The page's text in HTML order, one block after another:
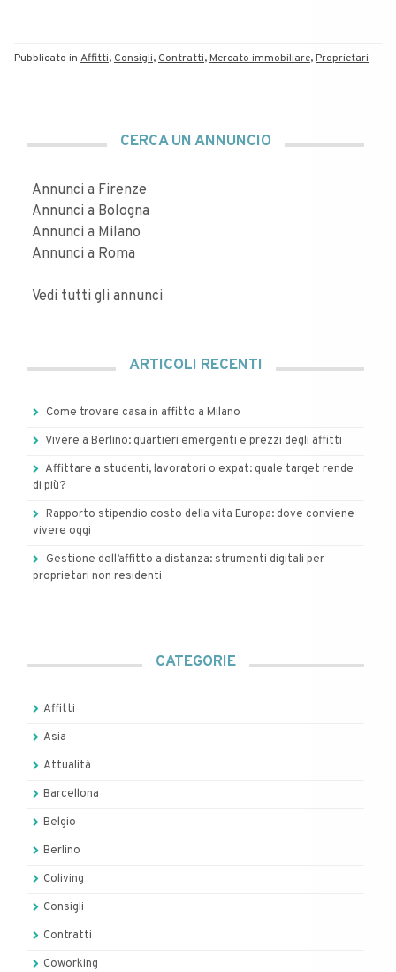
Pubblicato in Affitti,Consigli,Contratti,Mercato immobiliare,Proprietari
CERCA UN ANNUNCIO
Annunci a Firenze
Annunci a Bologna
Annunci a Milano
Annunci a Roma
Vedi tutti gli annunci
ARTICOLI RECENTI
Come trovare casa in affitto a Milano
Vivere a Berlino: quartieri emergenti e prezzi degli affitti
Affittare a studenti, lavoratori o expat: quale target rende
di più?
Rapporto stipendio costo della vita Europa: dove conviene
vivere oggi
Gestione dell’affitto a distanza: strumenti digitali per
proprietari non residenti
CATEGORIE
Affitti
Asia
Attualità
Barcellona
Belgio
Berlino
Coliving
Consigli
Contratti
Coworking